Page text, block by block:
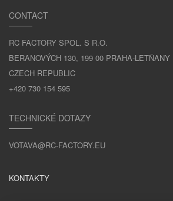
CONTACT
RC FACTORY SPOL. S R.O.
BERANOVÝCH 130, 199 00 PRAHA-LETŇANY
CZECH REPUBLIC
+420 730 154 595
TECHNICKÉ DOTAZY
VOTAVA@RC-FACTORY.EU
KONTAKTY